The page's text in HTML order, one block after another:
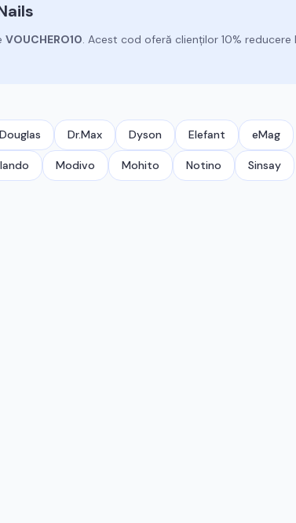
VOUCHERO10. Acest cod oferă clienților 10% reducere
Douglas Dr.Max Dyson Elefant eMag
Modivo Mohito Notino Sinsay